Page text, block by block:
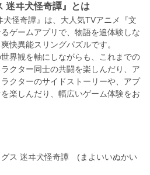
迷ヰ犬怪奇譚』とは
犬怪奇譚』は、大人気TVアニメ『文
ゲームアプリで、物語を追体験しな
快異能スリングパズルです。
界観を軸にしながらも、これまでの
クター同士の共闘を楽しんだり、ア
クターのサイドストーリーや、アプ
楽しんだり、幅広いゲーム体験をお
グス 迷ヰ犬怪奇譚 (まよいいぬかい